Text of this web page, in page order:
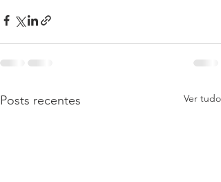
Posts recentes Ver tudo